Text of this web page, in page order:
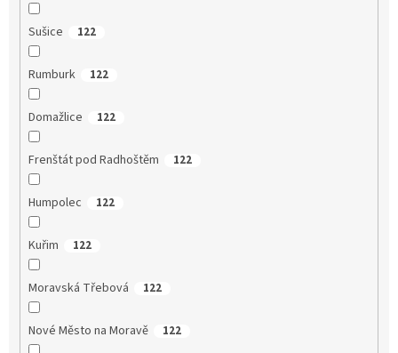
Sušice 122
Rumburk 122
Domažlice 122
Frenštát pod Radhoštěm 122
Humpolec 122
Kuřim 122
Moravská Třebová 122
Nové Město na Moravě 122